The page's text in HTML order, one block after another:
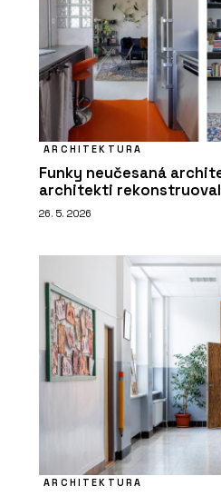
ARCHITEKTURA
Funky neučesaná
architekti
26. 5. 2026
ARCHITEKTURA